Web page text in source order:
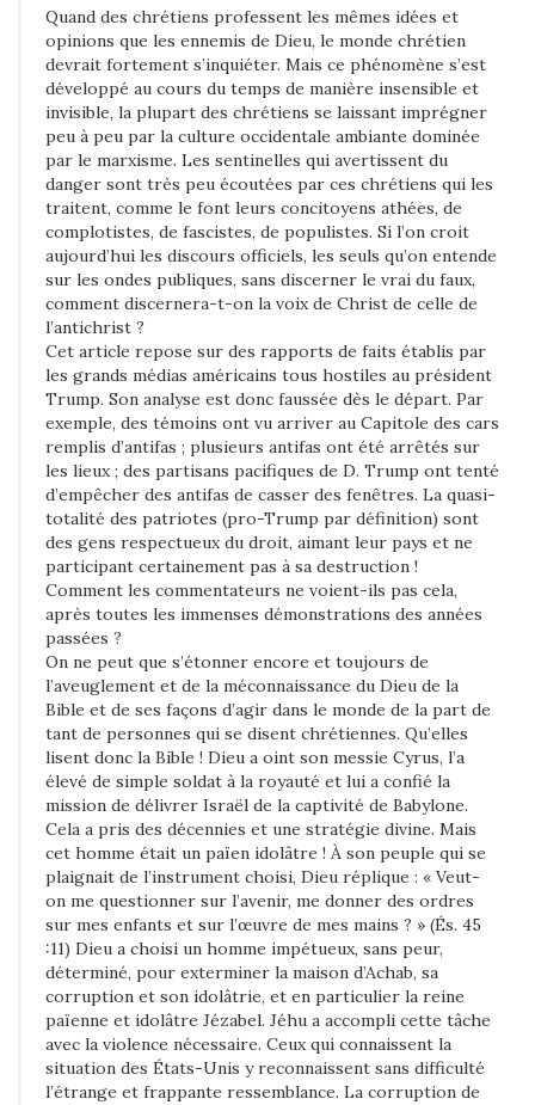
n
a
c
e
d
e
s
o
u
l
è
v
e
m
e
n
t
n
a
t
o
n
a
l
a
u
x
U
S
Quand des chrétiens professent les mêmes idées et
opinions que les ennemis de Dieu, le monde chrétien
devrait fortement s’inquiéter. Mais ce phénomène s’est
développé au cours du temps de manière insensible et
invisible, la plupart des chrétiens se laissant imprégner
peu à peu par la culture occidentale ambiante dominée
par le marxisme. Les sentinelles qui avertissent du
danger sont très peu écoutées par ces chrétiens qui les
traitent, comme le font leurs concitoyens athées, de
complotistes, de fascistes, de populistes. Si l’on croit
aujourd’hui les discours officiels, les seuls qu’on entende
sur les ondes publiques, sans discerner le vrai du faux,
comment discernera-t-on la voix de Christ de celle de
l’antichrist ?
Cet article repose sur des rapports de faits établis par
les grands médias américains tous hostiles au président
Trump. Son analyse est donc faussée dès le départ. Par
exemple, des témoins ont vu arriver au Capitole des cars
remplis d’antifas ; plusieurs antifas ont été arrêtés sur
les lieux ; des partisans pacifiques de D. Trump ont tenté
d’empêcher des antifas de casser des fenêtres. La quasi-
totalité des patriotes (pro-Trump par définition) sont
des gens respectueux du droit, aimant leur pays et ne
participant certainement pas à sa destruction !
Comment les commentateurs ne voient-ils pas cela,
après toutes les immenses démonstrations des années
passées ?
On ne peut que s’étonner encore et toujours de
l’aveuglement et de la méconnaissance du Dieu de la
Bible et de ses façons d’agir dans le monde de la part de
tant de personnes qui se disent chrétiennes. Qu’elles
lisent donc la Bible ! Dieu a oint son messie Cyrus, l’a
élevé de simple soldat à la royauté et lui a confié la
mission de délivrer Israël de la captivité de Babylone.
Cela a pris des décennies et une stratégie divine. Mais
cet homme était un païen idolâtre ! À son peuple qui se
plaignait de l’instrument choisi, Dieu réplique : « Veut-
on me questionner sur l’avenir, me donner des ordres
sur mes enfants et sur l’œuvre de mes mains ? » (És. 45
:11) Dieu a choisi un homme impétueux, sans peur,
déterminé, pour exterminer la maison d’Achab, sa
corruption et son idolâtrie, et en particulier la reine
païenne et idolâtre Jézabel. Jéhu a accompli cette tâche
avec la violence nécessaire. Ceux qui connaissent la
situation des États-Unis y reconnaissent sans difficulté
l’étrange et frappante ressemblance. La corruption de